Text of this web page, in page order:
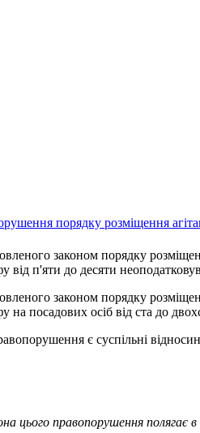
порядку розміщення
законом порядку
від п'яти до десяти
законом порядку
на посадових осіб від ста до
є суспільні
цього правопорушення полягає в